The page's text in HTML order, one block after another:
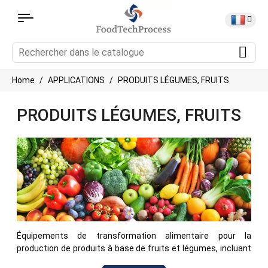
Home APPLICATIONS PRODUITS LÉGUMES, FRUITS
PRODUITS LÉGUMES, FRUITS
Équipements de transformation alimentaire pour la
production de produits à base de fruits et légumes, incluant